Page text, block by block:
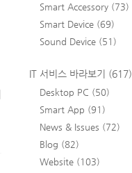
Smart Accessory (73)
Smart Device (69)
Sound Device (51)
IT 서비스 바라보기 (617)
Desktop PC (50)
Smart App (91)
News & Issues (72)
Blog (82)
Website (103)